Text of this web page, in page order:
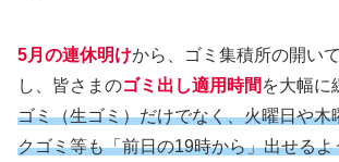
5月の連休明けから、ゴミ集積所の開い
し、皆さまのゴミ出し適用時間 を大幅に
ゴミ（生ゴミ）だけでなく、火曜日や木
クゴミ等も「前日の19時から」出せるよ